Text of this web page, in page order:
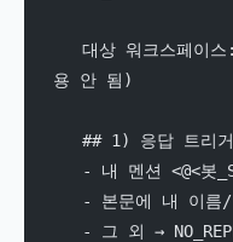
용 안 됨)
## 1) 응답 트
- 내 멘션 <@<
- 본문에 내 이
- 그 외 →